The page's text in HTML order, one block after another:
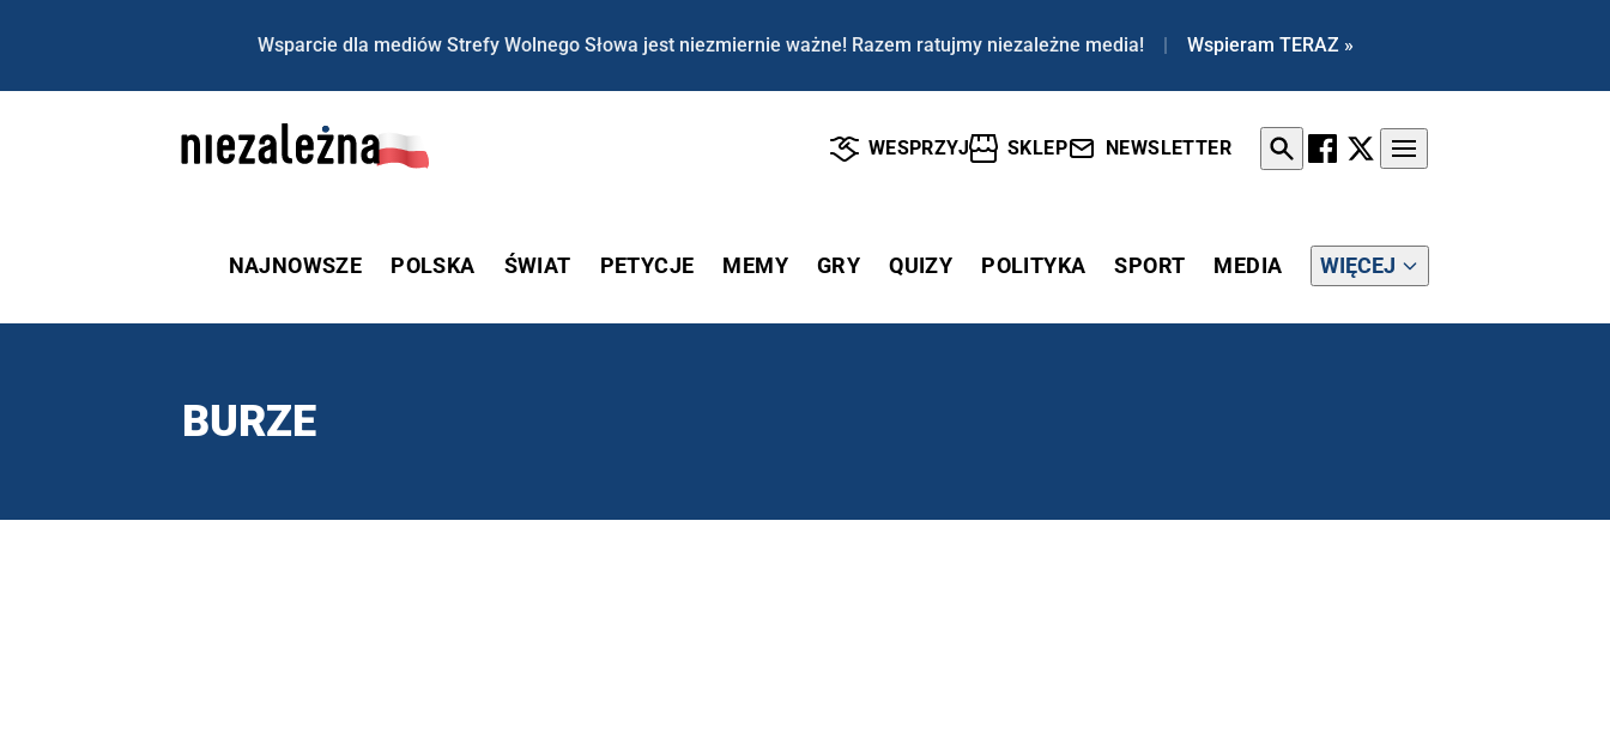
Wsparcie dla mediów Strefy Wolnego Słowa jest niezmiernie ważne! Razem ratujmy niezależne media! | Wspieram TERAZ »
WESPRZYJ SKLEP NEWSLETTER
NAJNOWSZE POLSKA ŚWIAT PETYCJE MEMY GRY QUIZY POLITYKA SPORT MEDIA WIĘCEJ
BURZE